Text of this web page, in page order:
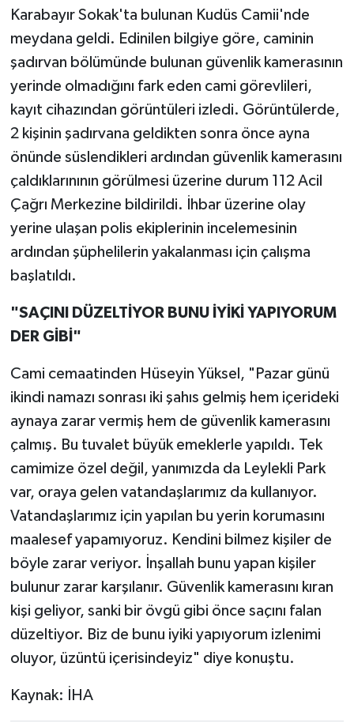
Karabayır Sokak'ta bulunan Kudüs Camii'nde
meydana geldi. Edinilen bilgiye göre, caminin
şadırvan bölümünde bulunan güvenlik kamerasının
yerinde olmadığını fark eden cami görevlileri,
kayıt cihazından görüntüleri izledi. Görüntülerde,
2 kişinin şadırvana geldikten sonra önce ayna
önünde süslendikleri ardından güvenlik kamerasını
çaldıklarınının görülmesi üzerine durum 112 Acil
Çağrı Merkezine bildirildi. İhbar üzerine olay
yerine ulaşan polis ekiplerinin incelemesinin
ardından şüphelilerin yakalanması için çalışma
başlatıldı.
"SAÇINI DÜZELTİYOR BUNU İYİKİ YAPIYORUM
DER GİBİ"
Cami cemaatinden Hüseyin Yüksel, "Pazar günü
ikindi namazı sonrası iki şahıs gelmiş hem içerideki
aynaya zarar vermiş hem de güvenlik kamerasını
çalmış. Bu tuvalet büyük emeklerle yapıldı. Tek
camimize özel değil, yanımızda da Leylekli Park
var, oraya gelen vatandaşlarımız da kullanıyor.
Vatandaşlarımız için yapılan bu yerin korumasını
maalesef yapamıyoruz. Kendini bilmez kişiler de
böyle zarar veriyor. İnşallah bunu yapan kişiler
bulunur zarar karşılanır. Güvenlik kamerasını kıran
kişi geliyor, sanki bir övgü gibi önce saçını falan
düzeltiyor. Biz de bunu iyiki yapıyorum izlenimi
oluyor, üzüntü içerisindeyiz" diye konuştu.
Kaynak: İHA